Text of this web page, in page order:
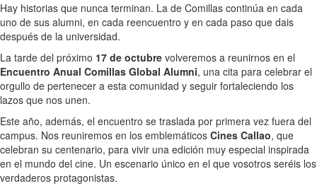
Hay historias que nunca terminan. La de Comillas continúa en cada
uno de sus alumni, en cada reencuentro y en cada paso que dais
después de la universidad.
La tarde del próximo 17 de octubre volveremos a reunirnos en el
Encuentro Anual Comillas Global Alumni, una cita para celebrar el
orgullo de pertenecer a esta comunidad y seguir fortaleciendo los
lazos que nos unen.
Este año, además, el encuentro se traslada por primera vez fuera del
campus. Nos reuniremos en los emblemáticos Cines Callao, que
celebran su centenario, para vivir una edición muy especial inspirada
en el mundo del cine. Un escenario único en el que vosotros seréis los
verdaderos protagonistas.